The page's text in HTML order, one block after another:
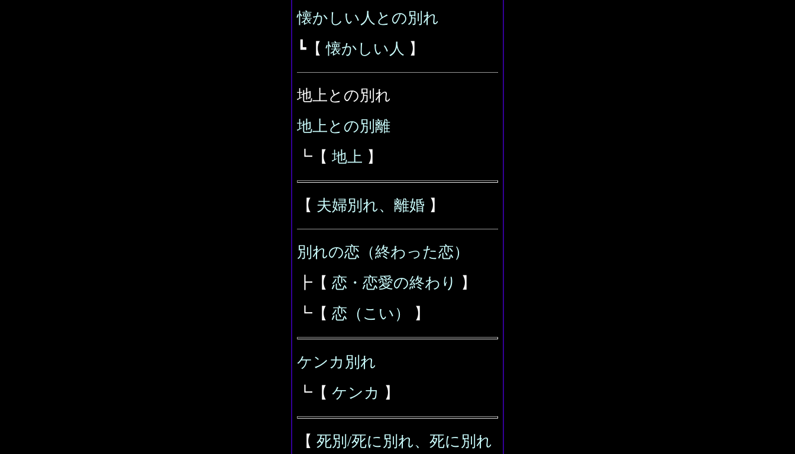
懐かしい人との別れ
┗【懐かしい人 】
地上との別れ
地上との別離
┗【 地上 】
【 夫婦別れ、離婚 】
別れの恋（終わった恋）
┣【 恋・恋愛の終わり
】
┗【 恋（こい） 】
ケンカ別れ
┗【 ケンカ 】
【 死別/死に別れ、死に別れ